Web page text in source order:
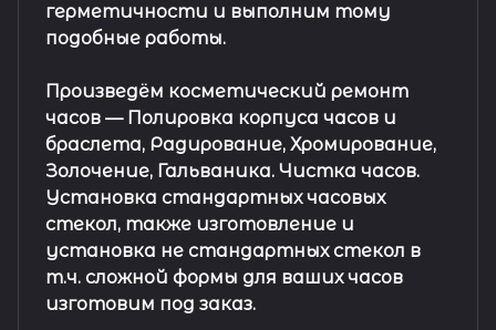
герметичности и выполним тому
подобные работы.
Произведём косметический ремонт
часов — Полировка корпуса часов и
браслета, Радирование, Хромирование,
Золочение, Гальваника. Чистка часов.
Установка стандартных часовых
стекол, также изготовление и
установка не стандартных стекол в
т.ч. сложной формы для ваших часов
изготовим под заказ.